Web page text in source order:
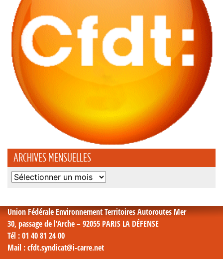
ARCHIVES MENSUELLES
Archives
Union Fédérale Environnement Territoires Autoroutes Mer
30, passage de l’Arche – 92055 PARIS LA DÉFENSE
Tél : 01 40 81 24 00
Mail : cfdt.syndicat@i-carre.net